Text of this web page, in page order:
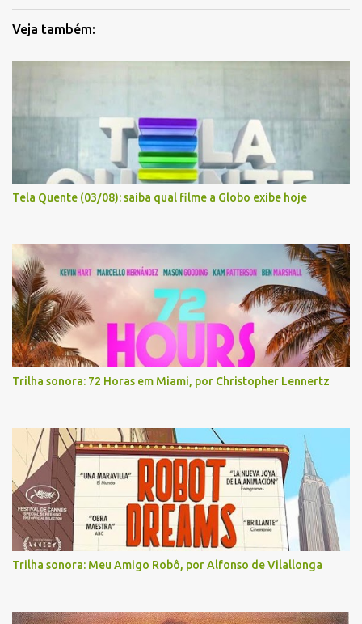
Veja também:
Tela Quente (03/08): saiba qual filme a Globo exibe hoje
Trilha sonora: 72 Horas em Miami, por Christopher Lennertz
Trilha sonora: Meu Amigo Robô, por Alfonso de Vilallonga